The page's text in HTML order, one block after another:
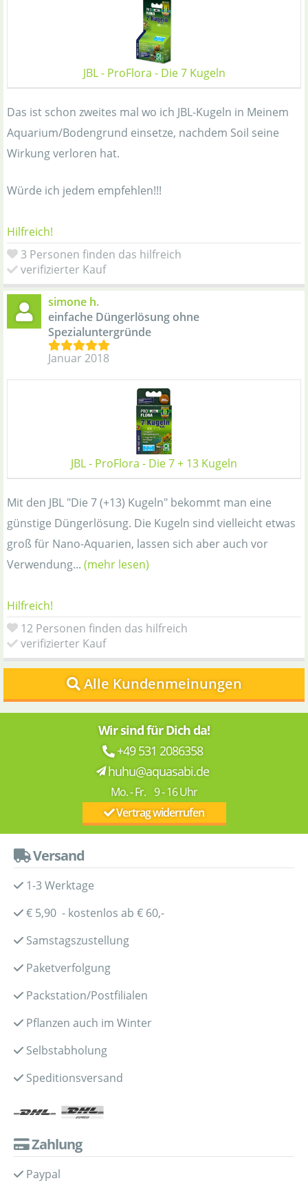
JBL - ProFlora - Die 7 Kugeln
Das ist schon zweites mal wo ich JBL-Kugeln in Meinem
Aquarium/Bodengrund einsetze, nachdem Soil seine
Wirkung verloren hat.
Würde ich jedem empfehlen!!!
Hilfreich!
3 Personen finden das hilfreich
verifizierter Kauf
simone h.
einfache Düngerlösung ohne
Spezialuntergründe
Januar 2018
JBL - ProFlora - Die 7 + 13 Kugeln
Mit den JBL "Die 7 (+13) Kugeln" bekommt man eine
günstige Düngerlösung. Die Kugeln sind vielleicht etwas
groß für Nano-Aquarien, lassen sich aber auch vor
Verwendung... (mehr lesen)
Hilfreich!
12 Personen finden das hilfreich
verifizierter Kauf
Alle Kundenmeinungen
Wir sind für Dich da!
+49 531 2086358
huhu@aquasabi.de
Mo. - Fr. 9 - 16 Uhr
Vertrag widerrufen
Versand
1-3 Werktage
€ 5,90 - kostenlos ab € 60,-
Samstagszustellung
Paketverfolgung
Packstation/Postfilialen
Pflanzen auch im Winter
Selbstabholung
Speditionsversand
Zahlung
Paypal